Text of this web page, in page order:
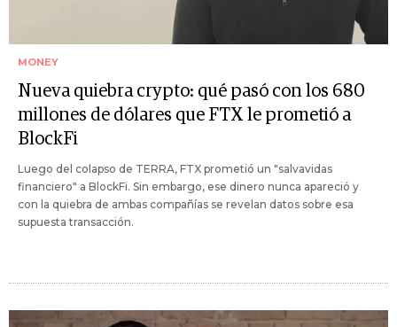
MONEY
Nueva quiebra crypto: qué pasó con los 680
millones de dólares que FTX le prometió a
BlockFi
Luego del colapso de TERRA, FTX prometió un "salvavidas
financiero" a BlockFi. Sin embargo, ese dinero nunca apareció y
con la quiebra de ambas compañías se revelan datos sobre esa
supuesta transacción.